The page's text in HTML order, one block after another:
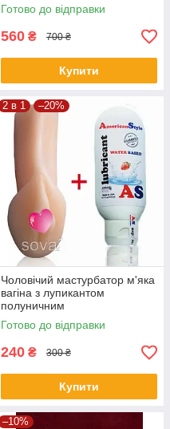
Готово до відправки
560 ₴ 700 ₴
Купити
2 в 1 –20%
Чоловічий мастурбатор м'яка
вагіна з лупикантом
полуничним
Готово до відправки
240 ₴ 300 ₴
Купити
–10%